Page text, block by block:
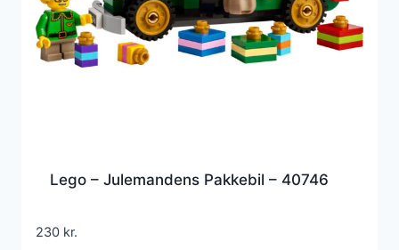
Lego – Julemandens Pakkebil – 40746
230 kr.